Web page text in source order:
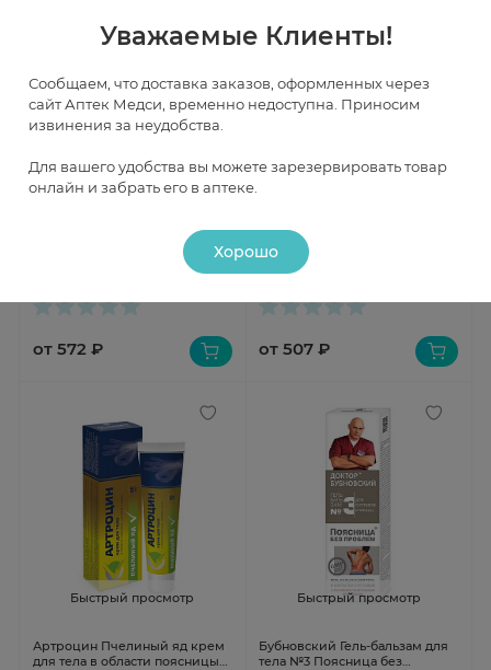
Быстрый просмотр
Пластырь перцовый Доктор
перец набор N4 шк4601
от 572 ₽
Бубновский Гель-бальзам для
тела №6 Змея и скорпион
125мл
Под заказ
от 507 ₽
Быстрый просмотр
Артроцин Пчелиный яд крем
для тела в области поясницы
Быстрый просмотр
Бубновский Гель-бальзам для
тела №3 Поясница без
Уважаемые Клиенты!
Сообщаем, что доставка заказов, оформленных через
сайт Аптек Медси, временно недоступна. Приносим
извинения за неудобства.
Для вашего удобства вы можете зарезервировать товар
онлайн и забрать его в аптеке.
Хорошо